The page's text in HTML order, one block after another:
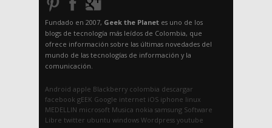
Fundado en 2007, Geek the Planet es uno de los
blogs de tecnología más leídos de Colombia, que
ofrece información sobre las últimas novedades del
mundo de las tecnologías de información y la
comunicación.
Android apple Blackberry colombia descargar
facebook gEEK Google internet iOS iphone linux
MEDELLIN microsoft Musica nokia samsung Software
Libre twitter ubuntu windows Wordpress youtube